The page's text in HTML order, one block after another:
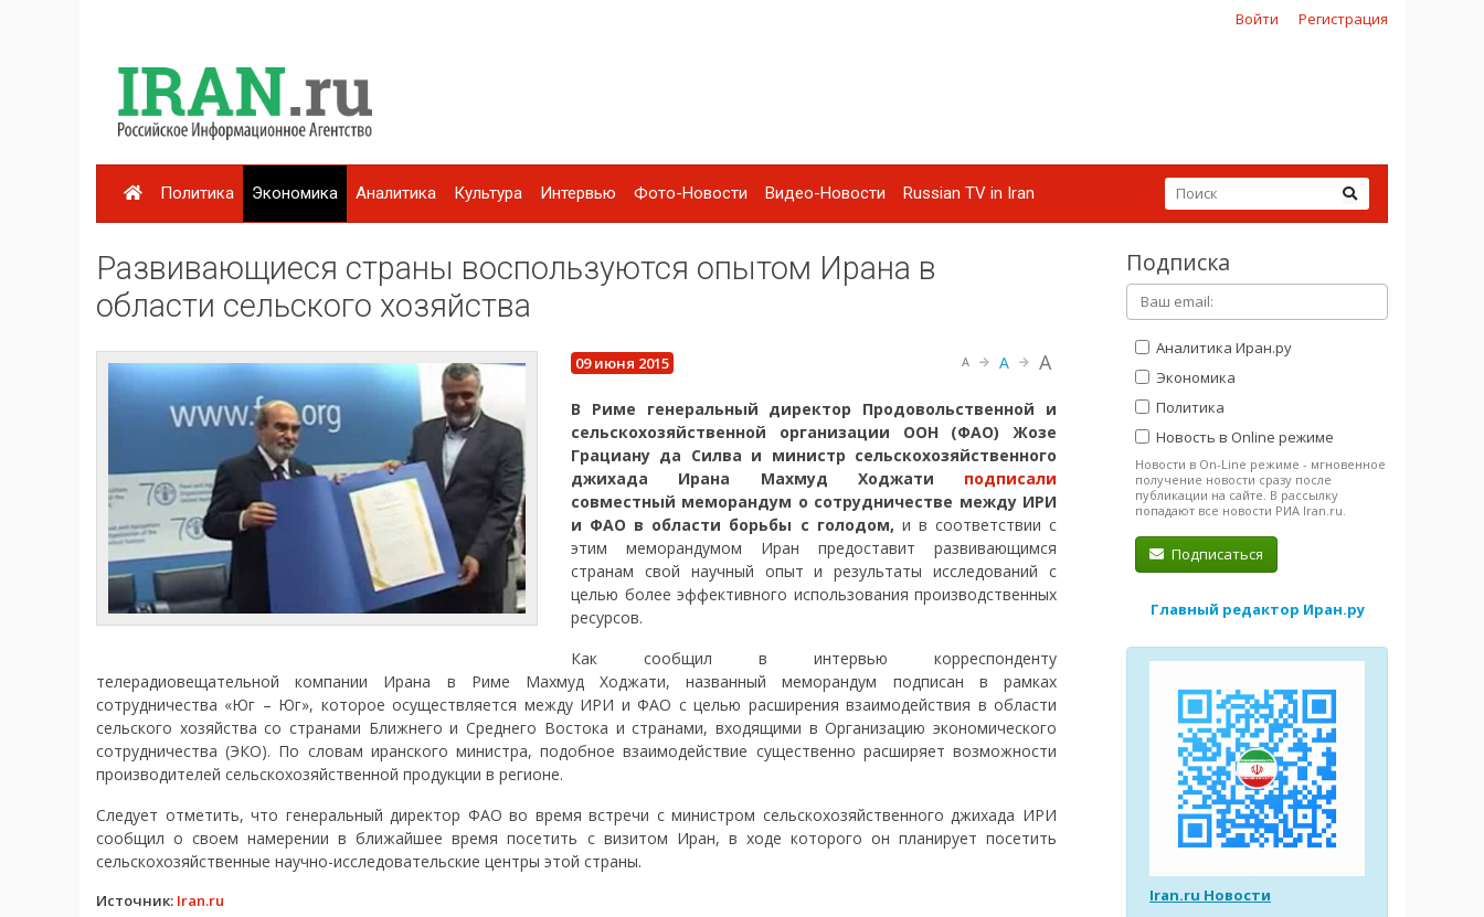
Войти Регистрация
Политика Экономика Аналитика Культура Интервью Фото-Новости Видео-Новости Russian TV in Iran
Развивающиеся страны воспользуются опытом Ирана в
области сельского хозяйства
09 июня 2015 A A A
В Риме генеральный директор Продовольственной и
сельскохозяйственной организации ООН (ФАО) Жозе
Грациану да Силва и министр сельскохозяйственного
джихада Ирана Махмуд Ходжати подписали
совместный меморандум о сотрудничестве между ИРИ
и ФАО в области борьбы с голодом, и в соответствии с
этим меморандумом Иран предоставит развивающимся
странам свой научный опыт и результаты исследований с
целью более эффективного использования производственных
ресурсов.
Как сообщил в интервью корреспонденту
телерадиовещательной компании Ирана в Риме Махмуд Ходжати, названный меморандум подписан в рамках
сотрудничества «Юг – Юг», которое осуществляется между ИРИ и ФАО с целью расширения взаимодействия в области
сельского хозяйства со странами Ближнего и Среднего Востока и странами, входящими в Организацию экономического
сотрудничества (ЭКО). По словам иранского министра, подобное взаимодействие существенно расширяет возможности
производителей сельскохозяйственной продукции в регионе.
Следует отметить, что генеральный директор ФАО во время встречи с министром сельскохозяйственного джихада ИРИ
сообщил о своем намерении в ближайшее время посетить с визитом Иран, в ходе которого он планирует посетить
сельскохозяйственные научно-исследовательские центры этой страны.
Источник: Iran.ru
Подписка
Аналитика Иран.ру
Экономика
Политика
Новость в Online режиме
Новости в On-Line режиме - мгновенное
получение новости сразу после
публикации на сайте. В рассылку
попадают все новости РИА Iran.ru.
Подписаться
Главный редактор Иран.ру
Iran.ru Новости